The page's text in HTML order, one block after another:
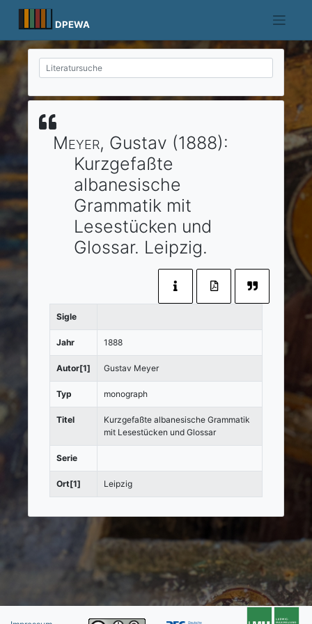
content
DPEWA
Meyer, Gustav (1888):
Kurzgefaßte
albanesische
Grammatik mit
Lesestücken und
Glossar. Leipzig.
Sigle
Jahr 1888
Autor[1] Gustav Meyer
Typ monograph
Titel
Kurzgefaßte albanesische Grammatik
mit Lesestücken und Glossar
Serie
Ort[1] Leipzig